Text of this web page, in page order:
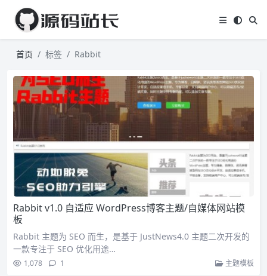
首页 标签 Rabbit
Rabbit v1.0 自适应 WordPress博客主题/自媒体网站模
板
Rabbit 主题为 SEO 而生，是基于 JustNews4.0 主题二次开发的
一款专注于 SEO 优化用途…
1,078 1 主题模板